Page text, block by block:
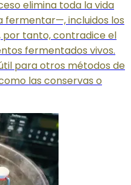
elimina toda la vida
incluidos los
por tanto, contradice el
fermentados vivos.
para otros métodos de
las conservas o